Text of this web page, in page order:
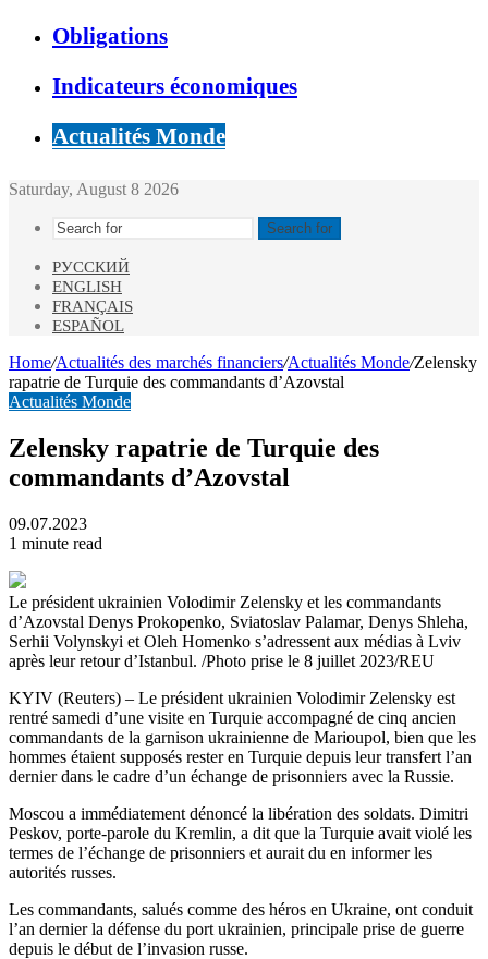
Obligations
Indicateurs économiques
Actualités Monde
Saturday, August 8 2026
Search for
РУССКИЙ
ENGLISH
FRANÇAIS
ESPAÑOL
Home/Actualités des marchés financiers/Actualités Monde/Zelensky
rapatrie de Turquie des commandants d’Azovstal
Actualités Monde
Zelensky rapatrie de Turquie des
commandants d’Azovstal
09.07.2023
1 minute read
Le président ukrainien Volodimir Zelensky et les commandants
d’Azovstal Denys Prokopenko, Sviatoslav Palamar, Denys Shleha,
Serhii Volynskyi et Oleh Homenko s’adressent aux médias à Lviv
après leur retour d’Istanbul. /Photo prise le 8 juillet 2023/REU
KYIV (Reuters) – Le président ukrainien Volodimir Zelensky est
rentré samedi d’une visite en Turquie accompagné de cinq ancien
commandants de la garnison ukrainienne de Marioupol, bien que les
hommes étaient supposés rester en Turquie depuis leur transfert l’an
dernier dans le cadre d’un échange de prisonniers avec la Russie.
Moscou a immédiatement dénoncé la libération des soldats. Dimitri
Peskov, porte-parole du Kremlin, a dit que la Turquie avait violé les
termes de l’échange de prisonniers et aurait du en informer les
autorités russes.
Les commandants, salués comme des héros en Ukraine, ont conduit
l’an dernier la défense du port ukrainien, principale prise de guerre
depuis le début de l’invasion russe.